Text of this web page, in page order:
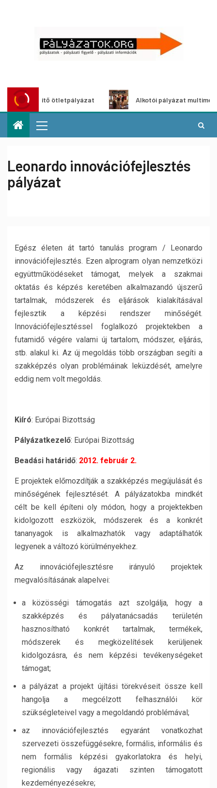
ötletpályázat Alkotói pályázat multimédia-
Leonardo innovációfejlesztés
pályázat
Egész életen át tartó tanulás program / Leonardo
innovációfejlesztés. Ezen alprogram olyan nemzetközi
együttműködéseket támogat, melyek a szakmai
oktatás és képzés keretében alkalmazandó újszerű
tartalmak, módszerek és eljárások kialakításával
fejlesztik a képzési rendszer minőségét.
Innovációfejlesztéssel foglalkozó projektekben a
futamidő végére valami új tartalom, módszer, eljárás,
stb. alakul ki. Az új megoldás több országban segíti a
szakképzés olyan problémáinak leküzdését, amelyre
eddig nem volt megoldás.
Kiíró: Európai Bizottság
Pályázatkezelő: Európai Bizottság
Beadási határidő: 2012. február 2.
E projektek előmozdítják a szakképzés megújulását és
minőségének fejlesztését. A pályázatokba mindkét
célt be kell építeni oly módon, hogy a projektekben
kidolgozott eszközök, módszerek és a konkrét
tananyagok is alkalmazhatók vagy adaptálhatók
legyenek a változó körülményekhez.
Az innovációfejlesztésre irányuló projektek
megvalósításának alapelvei:
a közösségi támogatás azt szolgálja, hogy a
szakképzés és pályatanácsadás területén
hasznosítható konkrét tartalmak, termékek,
módszerek és megközelítések kerüljenek
kidolgozásra, és nem képzési tevékenységeket
támogat;
a pályázat a projekt újítási törekvéseit össze kell
hangolja a megcélzott felhasználói kör
szükségleteivel vagy a megoldandó problémával;
az innovációfejlesztés egyaránt vonatkozhat
szervezeti összefüggésekre, formális, informális és
nem formális képzési gyakorlatokra és helyi,
regionális vagy ágazati szinten támogatott
kezdeményezésekre;